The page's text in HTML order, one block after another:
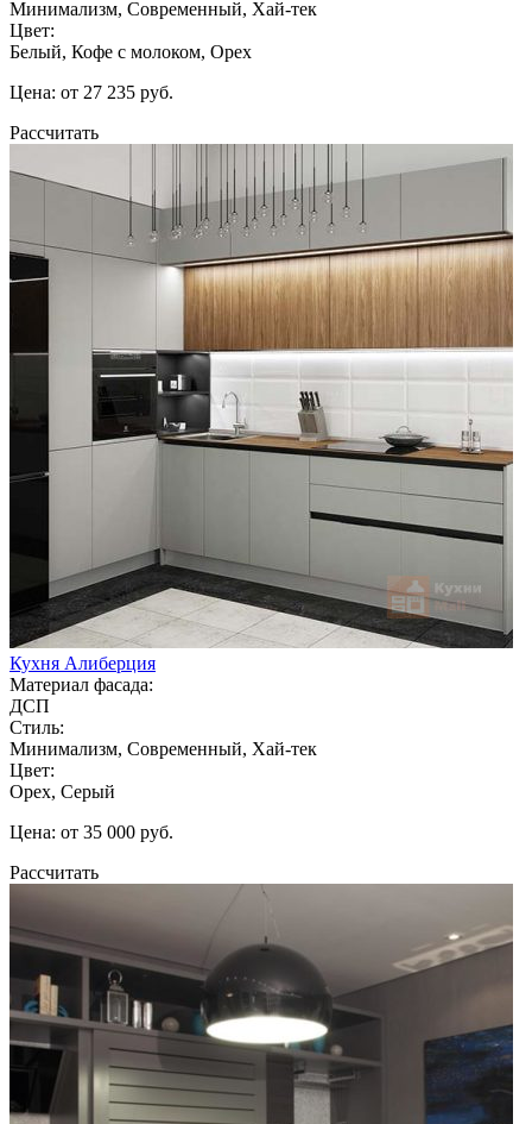
Минимализм, Современный, Хай-тек
Цвет:
Белый, Кофе с молоком, Орех
Цена: от 27 235 руб.
Рассчитать
Кухня Алиберция
Материал фасада:
ДСП
Стиль:
Минимализм, Современный, Хай-тек
Цвет:
Орех, Серый
Цена: от 35 000 руб.
Рассчитать